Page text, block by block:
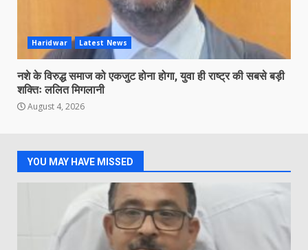
Haridwar Latest News
नशे के विरुद्ध समाज को एकजुट होना होगा, युवा ही राष्ट्र की सबसे बड़ी
शक्तिः ललित मिगलानी
August 4, 2026
YOU MAY HAVE MISSED